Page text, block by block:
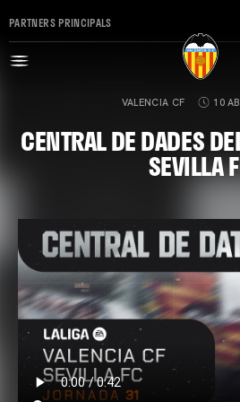
PARTNERS PRINCIPALS
VALENCIA CF 10
CENTRAL DE DADES
SEVILLA